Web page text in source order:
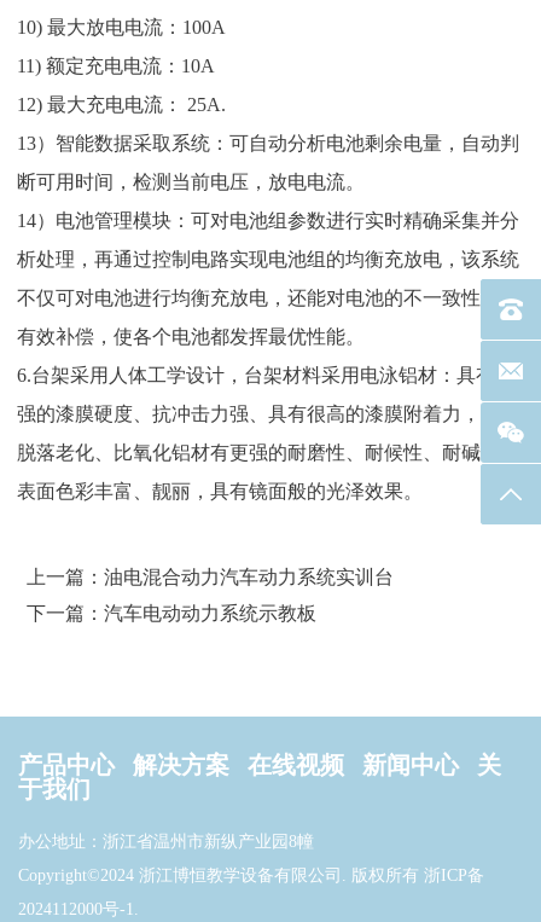
10) 最大放电电流：100A
11) 额定充电电流：10A
12) 最大充电电流： 25A.
13）智能数据采取系统：可自动分析电池剩余电量，自动判
断可用时间，检测当前电压，放电电流。
14）电池管理模块：可对电池组参数进行实时精确采集并分
析处理，再通过控制电路实现电池组的均衡充放电，该系统
不仅可对电池进行均衡充放电，还能对电池的不一致性进行
有效补偿，使各个电池都发挥最优性能。
6.台架采用人体工学设计，台架材料采用电泳铝材：具有很
强的漆膜硬度、抗冲击力强、具有很高的漆膜附着力，不易
脱落老化、比氧化铝材有更强的耐磨性、耐候性、耐碱性、
表面色彩丰富、靓丽，具有镜面般的光泽效果。
上一篇：油电混合动力汽车动力系统实训台
下一篇：汽车电动动力系统示教板
产品中心 解决方案 在线视频 新闻中心
关
于我们
办公地址：浙江省温州市新纵产业园8幢
Copyright©2024 浙江博恒教学设备有限公司. 版权所有 浙ICP备
2024112000号-1
电话
联系
返回